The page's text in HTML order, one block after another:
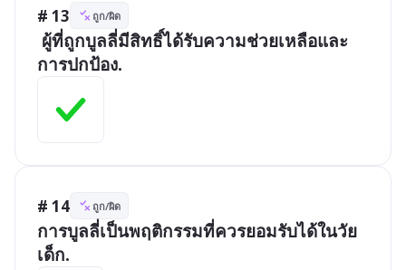
# 13 ถูก/ผิด
การปกป้อง.
# 14 ถูก/ผิด
การบูลลี่เป็นพฤติกรรมที่ควรยอมรับได้ในวัย
เด็ก.